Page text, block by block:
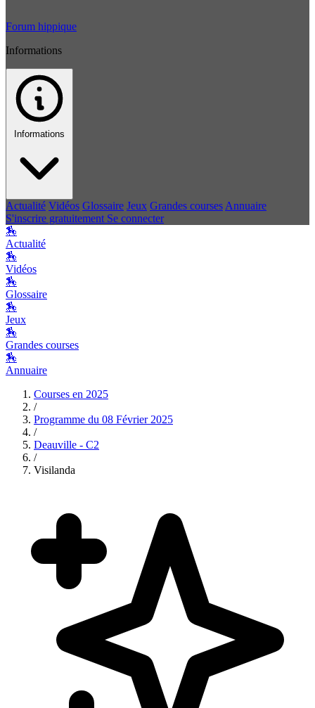
Forum hippique
Informations
Informations
Actualité Vidéos Glossaire Jeux Grandes courses Annuaire
S'inscrire gratuitement Se connecter
🏇
Actualité
🏇
Vidéos
🏇
Glossaire
🏇
Jeux
🏇
Grandes courses
🏇
Annuaire
Courses en 2025
/
Programme du 08 Février 2025
/
Deauville - C2
/
Visilanda